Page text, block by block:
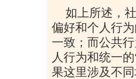
如上所述，
偏好和个人行
一致；而公共
人行为和统一
果这里涉及不